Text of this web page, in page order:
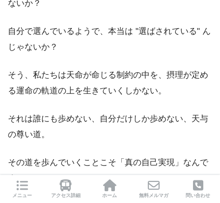
ないか？
自分で選んでいるようで、本当は "選ばされている" ん
じゃないか？
そう、私たちは天命が命じる制約の中を、摂理が定め
る運命の軌道の上を生きていくしかない。
それは誰にも歩めない、自分だけしか歩めない、天与
の尊い道。
その道を歩んでいくことこそ「真の自己実現」なんで
す。
メニュー アクセス詳細 ホーム 無料メルマガ 問い合わせ